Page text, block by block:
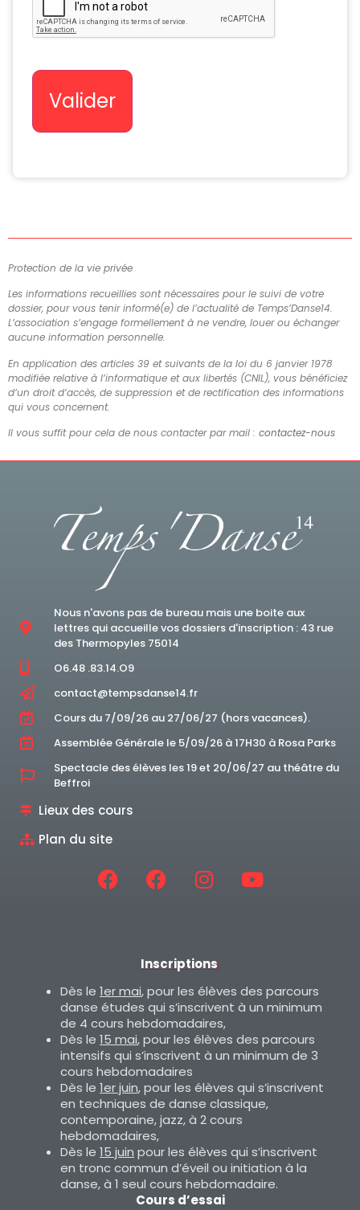
Valider
Protection de la vie privée
Les informations recueillies sont nécessaires pour le suivi de votre
dossier, pour vous tenir informé(e) de l’actualité de Temps’Danse14.
L’association s’engage formellement à ne vendre, louer ou échanger
aucune information personnelle.
En application des articles 39 et suivants de la loi du 6 janvier 1978
modifiée relative à l’informatique et aux libertés (CNIL), vous bénéficiez
d’un droit d’accès, de suppression et de rectification des informations
qui vous concernent.
Il vous suffit pour cela de nous contacter par mail : contactez-nous
Nous n'avons pas de bureau mais une boite aux
lettres qui accueille vos dossiers d'inscription : 43 rue
des Thermopyles 75014
O6.48 .83.14.O9
contact@tempsdanse14.fr
Cours du 7/09/26 au 27/06/27 (hors vacances).
Assemblée Générale le 5/09/26 à 17H30 à Rosa Parks
Spectacle des élèves les 19 et 20/06/27 au théâtre du
Beffroi
Lieux des cours
Plan du site
Inscriptions:
Dès le 1er mai, pour les élèves des parcours
danse études qui s’inscrivent à un minimum
de 4 cours hebdomadaires,
Dès le 15 mai, pour les élèves des parcours
intensifs qui s’inscrivent à un minimum de 3
cours hebdomadaires
Dès le 1er juin, pour les élèves qui s’inscrivent
en techniques de danse classique,
contemporaine, jazz, à 2 cours
hebdomadaires,
Dès le 15 juin pour les élèves qui s’inscrivent
en tronc commun d’éveil ou initiation à la
danse, à 1 seul cours hebdomadaire.
Cours d’essai